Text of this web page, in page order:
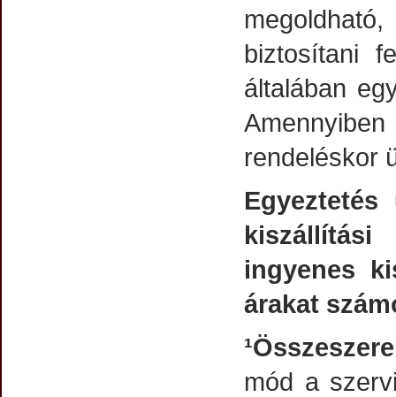
biztosítani
általában
rendeléskor
ingyenes
árakat
mód a